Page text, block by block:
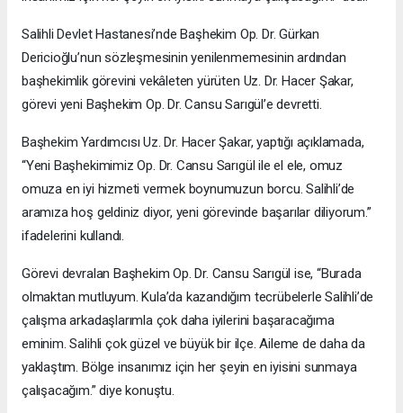
Salihli Devlet Hastanesi’nde Başhekim Op. Dr. Gürkan
Dericioğlu’nun sözleşmesinin yenilenmemesinin ardından
başhekimlik görevini vekâleten yürüten Uz. Dr. Hacer Şakar,
görevi yeni Başhekim Op. Dr. Cansu Sarıgül’e devretti.
Başhekim Yardımcısı Uz. Dr. Hacer Şakar, yaptığı açıklamada,
“Yeni Başhekimimiz Op. Dr. Cansu Sarıgül ile el ele, omuz
omuza en iyi hizmeti vermek boynumuzun borcu. Salihli’de
aramıza hoş geldiniz diyor, yeni görevinde başarılar diliyorum.”
ifadelerini kullandı.
Görevi devralan Başhekim Op. Dr. Cansu Sarıgül ise, “Burada
olmaktan mutluyum. Kula’da kazandığım tecrübelerle Salihli’de
çalışma arkadaşlarımla çok daha iyilerini başaracağıma
eminim. Salihli çok güzel ve büyük bir ilçe. Aileme de daha da
yaklaştım. Bölge insanımız için her şeyin en iyisini sunmaya
çalışacağım.” diye konuştu.